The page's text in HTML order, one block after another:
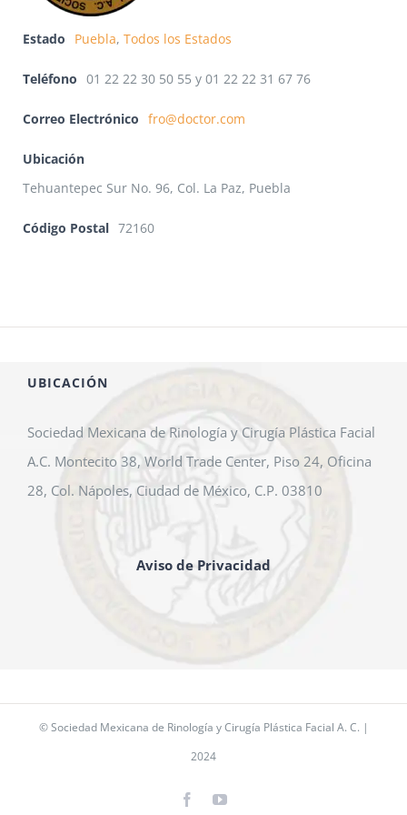
Estado Puebla, Todos los Estados
Teléfono 01 22 22 30 50 55 y 01 22 22 31 67 76
Correo Electrónico fro@doctor.com
Ubicación
Tehuantepec Sur No. 96, Col. La Paz, Puebla
Código Postal 72160
UBICACIÓN
Sociedad Mexicana de Rinología y Cirugía Plástica Facial
A.C. Montecito 38, World Trade Center, Piso 24, Oficina
28, Col. Nápoles, Ciudad de México, C.P. 03810
Aviso de Privacidad
© Sociedad Mexicana de Rinología y Cirugía Plástica Facial A. C. |
2024
FacebookYouTube